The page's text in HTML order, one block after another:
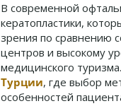
В современной
кератопластики,
зрения по сравнению
центров и высокому
медицинского
Турции, где выбор
особенностей